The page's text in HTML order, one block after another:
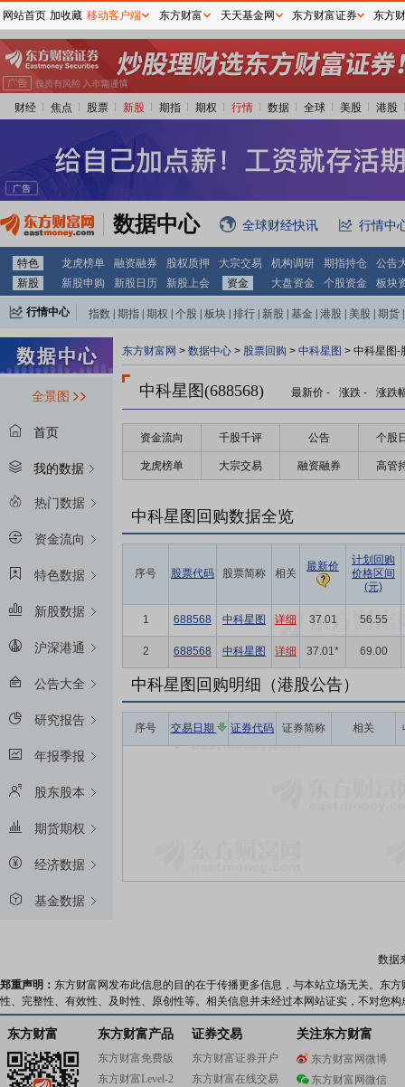
财经 焦点 股票 新股 期指 期权 行情 数据 全球 美股 港股
数据中心 全球财经快讯 行情中
特色 龙虎榜单 融资融券 股权质押 大宗交易 机构调研 期指持仓
公告
新股
新股申购 新股日历 新股上会 资金 大盘资金 个股资金 板块
行情中心 指数 期指 期权 个股 板块 排行 新股 基金 港股 美股 期货
全景图
首页
我的数据
热门数据
资金流向
特色数据
新股数据
沪深港通
公告大全
研究报告
年报季报
股东股本
期货期权
经济数据
基金数据
东方财富网 > 数据中心 > 股票回购 > 中科星图 > 中科星图-
中科星图(688568) 最新价 - 涨跌 - 涨跌
资金流向 千股千评 公告 个股
龙虎榜单 大宗交易 融资融券 高管
中科星图回购数据全览
序号 股票代码 股票简称 相关
最新价
计划回购
价格区间
(元)
1 688568 中科星图 详细 37.01 56.55
2 688568 中科星图 详细 37.01* 69.00
中科星图回购明细（港股公告）
序号 交易日期 证券代码 证券简称 相关
数据
郑重声明： 东方财富网发布此信息的目的在于传播更多信息，与本站立场无关。东
性、完整性、有效性、及时性、原创性等。相关信息并未经过本网站证实，不对您
东方财富 东方财富产品
东方财富免费版
东方财富Level-2
证券交易
东方财富证券开户
东方财富在线交易
关注东方财富
东方财富网微博
东方财富网微信
网站首页 加收藏 移动客户端 东方财富 天天基金网 东方财富证券 东方